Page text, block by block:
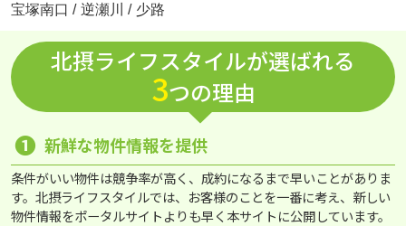
宝塚南口 / 逆瀬川 / 少路
北摂ライフスタイルが選ばれる
3つの理由
❶ 新鮮な物件情報を提供
条件がいい物件は競争率が高く、成約になるまで早いことがありま
す。北摂ライフスタイルでは、お客様のことを一番に考え、新しい
物件情報をポータルサイトよりも早く本サイトに公開しています。